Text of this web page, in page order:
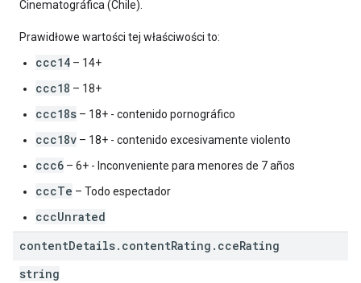
Cinematográfica (Chile).
Prawidłowe wartości tej właściwości to:
ccc14 – 14+
ccc18 – 18+
ccc18s – 18+ - contenido pornográfico
ccc18v – 18+ - contenido excesivamente violento
ccc6 – 6+ - Inconveniente para menores de 7 años
cccTe – Todo espectador
cccUnrated
contentDetails. contentRating . cceRating
string